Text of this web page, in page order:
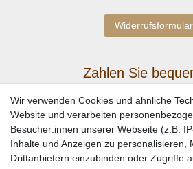
Widerrufsformular
Zahlen Sie
Wir verwenden Cookies und ähnliche
Website und verarbeiten
Besucher:innen unserer Webseite (z.B.
Inhalte und Anzeigen zu personalisieren,
Drittanbietern einzubinden oder Zugriffe